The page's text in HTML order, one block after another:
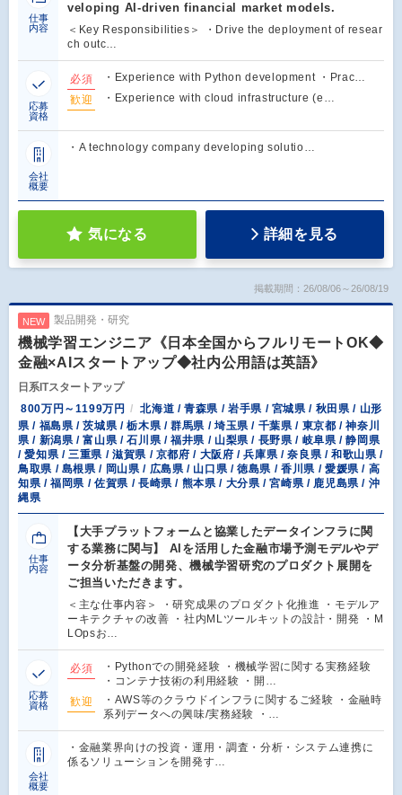
仕事
内容
veloping AI-driven financial market models.
＜Key Responsibilities＞ ・Drive the deployment of resear
ch outc…
応募
資格
必須
・Experience with Python development ・Prac…
歓迎
・Experience with cloud infrastructure (e…
会社
概要
・A technology company developing solutio…
気になる 詳細を見る
掲載期間：26/08/06～26/08/19
NEW 製品開発・研究
機械学習エンジニア《日本全国からフルリモートOK◆
金融×AIスタートアップ◆社内公用語は英語》
日系ITスタートアップ
800万円～1199万円
北海道 / 青森県 / 岩手県 / 宮城県 / 秋田県 / 山形
県 / 福島県 / 茨城県 / 栃木県 / 群馬県 / 埼玉県 / 千葉県 / 東京都 / 神奈川
県 / 新潟県 / 富山県 / 石川県 / 福井県 / 山梨県 / 長野県 / 岐阜県 / 静岡県
/ 愛知県 / 三重県 / 滋賀県 / 京都府 / 大阪府 / 兵庫県 / 奈良県 / 和歌山県 /
鳥取県 / 島根県 / 岡山県 / 広島県 / 山口県 / 徳島県 / 香川県 / 愛媛県 / 高
知県 / 福岡県 / 佐賀県 / 長崎県 / 熊本県 / 大分県 / 宮崎県 / 鹿児島県 / 沖
縄県
仕事
内容
【大手プラットフォームと協業したデータインフラに関
する業務に関与】 AIを活用した金融市場予測モデルやデ
ータ分析基盤の開発、機械学習研究のプロダクト展開を
ご担当いただきます。
＜主な仕事内容＞ ・研究成果のプロダクト化推進 ・モデルア
ーキテクチャの改善 ・社内MLツールキットの設計・開発 ・M
LOpsお…
応募
資格
必須
・Pythonでの開発経験 ・機械学習に関する実務経験
・コンテナ技術の利用経験 ・開…
歓迎
・AWS等のクラウドインフラに関するご経験 ・金融時
系列データへの興味/実務経験 ・…
会社
概要
・金融業界向けの投資・運用・調査・分析・システム連携に
係るソリューションを開発す…